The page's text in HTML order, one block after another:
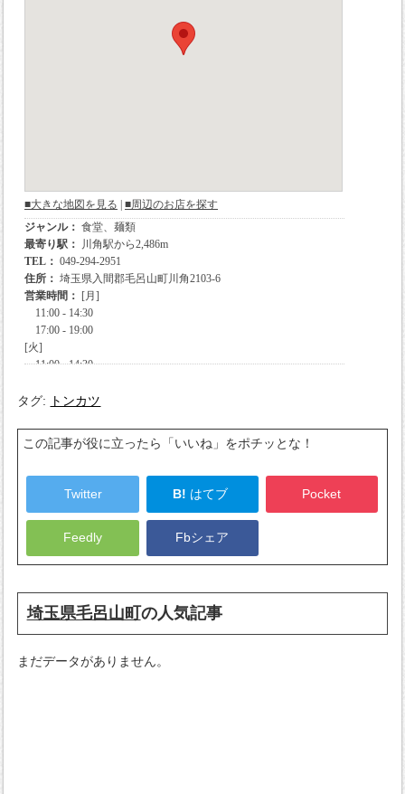
タグ: トンカツ
この記事が役に立ったら「いいね」をポチッとな！
Twitter B! はてブ Pocket
Feedly Fbシェア
埼玉県毛呂山町 の人気記事
まだデータがありません。